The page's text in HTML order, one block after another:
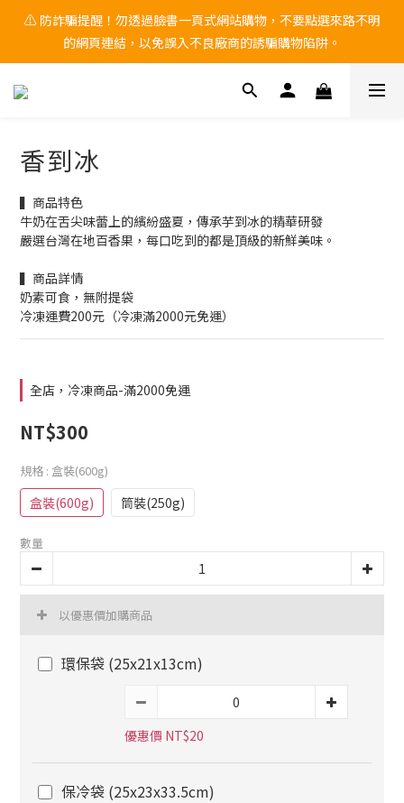
🚨 中秋檔期 9/1~9/25 黑貓物流 「無法保證到貨日配達」 ，有送
禮需求，請務必自行提前到貨日。
⚠ 防詐騙提醒！勿透過臉書一頁式網站購物，不要點選來路不明
的網頁連結，以免誤入不良廠商的誘騙購物陷阱。
🚨 中秋檔期 9/1~9/25 黑貓物流 「無法保證到貨日配達」 ，有送
香到冰
▍商品特色
牛奶在舌尖味蕾上的繽紛盛夏，傳承芋到冰的精華研發
嚴選台灣在地百香果，每口吃到的都是頂級的新鮮美味。
▍商品詳情
奶素可食，無附提袋
冷凍運費200元（冷凍滿2000元免運）
全店，冷凍商品-滿2000免運
NT$300
規格 : 盒裝(600g)
盒裝(600g) 筒裝(250g)
數量
以優惠價加購商品
環保袋 (25x21x13cm)
優惠價 NT$20
保冷袋 (25x23x33.5cm)